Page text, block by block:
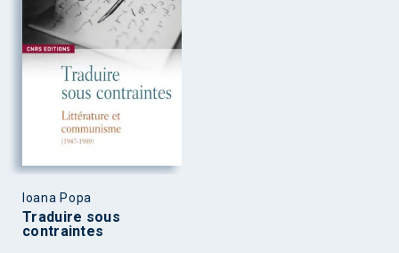
Ioana Popa
Traduire sous
contraintes